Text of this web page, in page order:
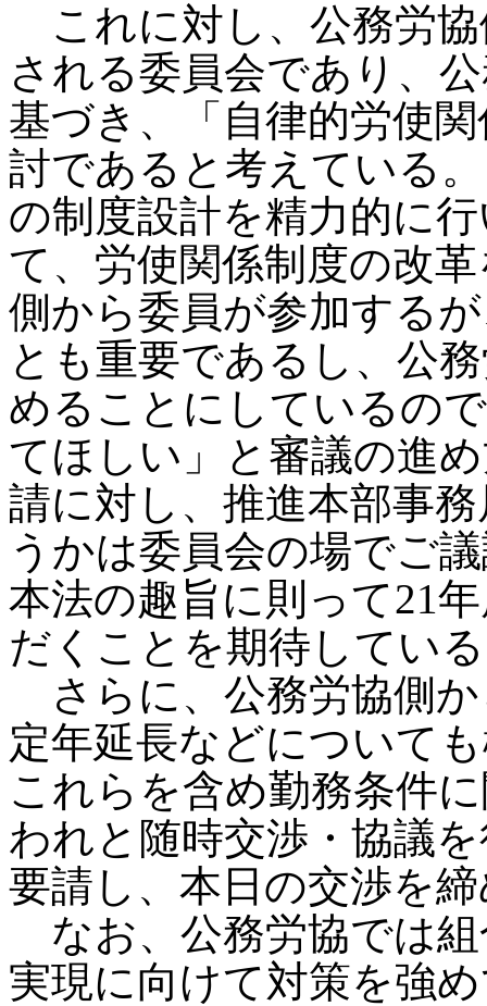
これに対し、公務労
される委員会であり、
基づき、「自律的労使
討であると考えている
の制度設計を精力的に
て、労使関係制度の改
側から委員が参加する
とも重要であるし、公
めることにしているの
てほしい」と審議の進
請に対し、推進本部事
うかは委員会の場でご
本法の趣旨に則って21
だくことを期待してい
さらに、公務労協側
定年延長などについて
これらを含め勤務条件
われと随時交渉・協議
要請し、本日の交渉を
なお、公務労協では組
実現に向けて対策を強